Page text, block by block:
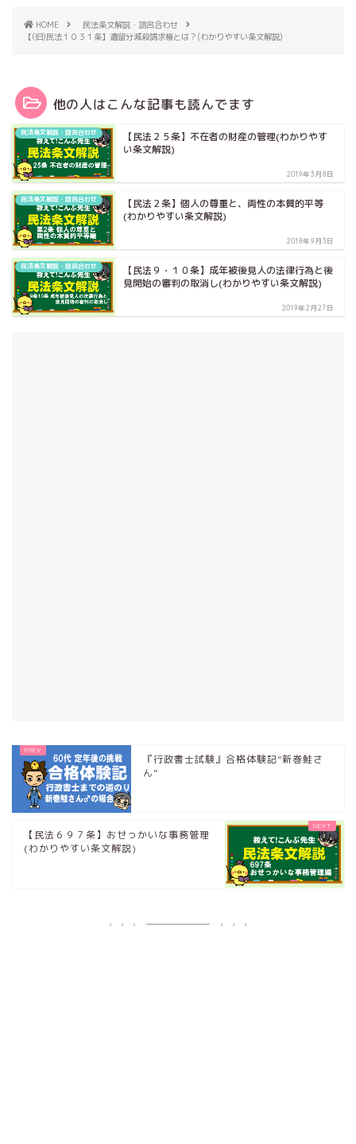
HOME
民法条文解説・語呂合わせ
【(旧)民法１０３１条】遺留分減殺請求権とは？(わかりやすい条文解説)
他の人はこんな記事も読んでます
民法条文解説・語呂合わせ
【民法２５条】不在者の財産の管理(わかりやす
い条文解説)
2019年3月8日
民法条文解説・語呂合わせ
【民法２条】個人の尊重と、両性の本質的平等
(わかりやすい条文解説)
2018年9月3日
民法条文解説・語呂合わせ
【民法９・１０条】成年被後見人の法律行為と後
見開始の審判の取消し(わかりやすい条文解説)
2019年2月27日
『行政書士試験』合格体験記”新巻鮭さ
ん”
【民法６９７条】おせっかいな事務管理
(わかりやすい条文解説)